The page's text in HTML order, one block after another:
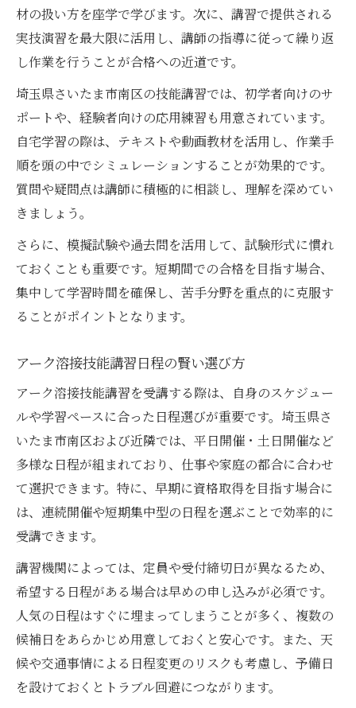
材の扱い方を座学で学びます。次に、講習で提供される
実技演習を最大限に活用し、講師の指導に従って繰り返
し作業を行うことが合格への近道です。
埼玉県さいたま市南区の技能講習では、初学者向けのサ
ポートや、経験者向けの応用練習も用意されています。
自宅学習の際は、テキストや動画教材を活用し、作業手
順を頭の中でシミュレーションすることが効果的です。
質問や疑問点は講師に積極的に相談し、理解を深めてい
きましょう。
さらに、模擬試験や過去問を活用して、試験形式に慣れ
ておくことも重要です。短期間での合格を目指す場合、
集中して学習時間を確保し、苦手分野を重点的に克服す
ることがポイントとなります。
アーク溶接技能講習日程の賢い選び方
アーク溶接技能講習を受講する際は、自身のスケジュー
ルや学習ペースに合った日程選びが重要です。埼玉県さ
いたま市南区および近隣では、平日開催・土日開催など
多様な日程が組まれており、仕事や家庭の都合に合わせ
て選択できます。特に、早期に資格取得を目指す場合に
は、連続開催や短期集中型の日程を選ぶことで効率的に
受講できます。
講習機関によっては、定員や受付締切日が異なるため、
希望する日程がある場合は早めの申し込みが必須です。
人気の日程はすぐに埋まってしまうことが多く、複数の
候補日をあらかじめ用意しておくと安心です。また、天
候や交通事情による日程変更のリスクも考慮し、予備日
を設けておくとトラブル回避につながります。